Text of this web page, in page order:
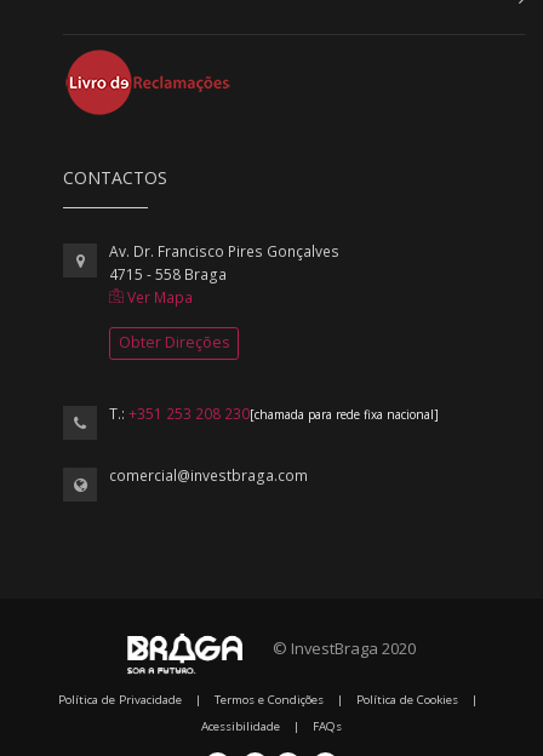
CONTACTOS
Av. Dr. Francisco Pires Gonçalves
4715 - 558 Braga
Ver Mapa
Obter Direções
T.:+351 253 208 230[chamada para rede fixa nacional]
comercial@investbraga.com
© InvestBraga 2020
Política de Privacidade | Termos e Condições | Política de Cookies
|
Acessibilidade
| FAQs